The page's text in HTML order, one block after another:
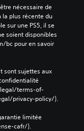
nécessaire de
la plus récente du
sur une PS5, il se
soient disponibles
bc pour en savoir
sont sujettes aux
terms-of-
privacy-policy/).
limitée
cafr/).